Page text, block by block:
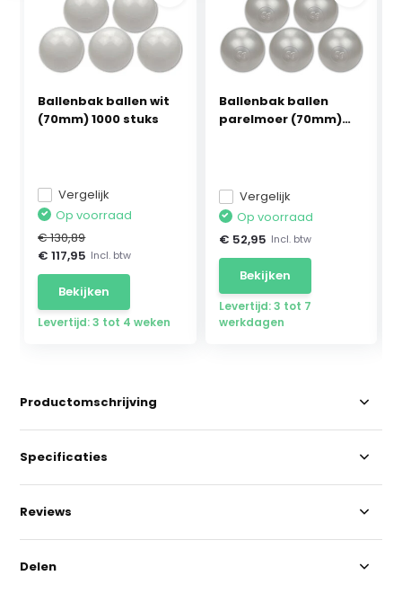
Ballenbak ballen wit
(70mm) 1000 stuks
Vergelijk
Op voorraad
€ 130,89
€ 117,95 Incl. btw
Bekijken
Levertijd: 3 tot 4 weken
Ballenbak ballen
parelmoer (70mm)
Vergelijk
Op voorraad
€ 52,95 Incl. btw
Bekijken
Levertijd: 3 tot 7
werkdagen
Productomschrijving
Specificaties
Reviews
Delen